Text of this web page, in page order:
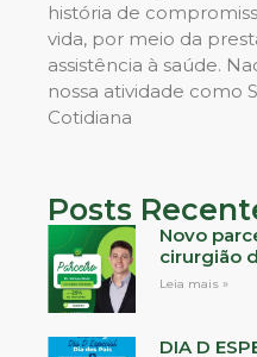
história de
vida, por meio da
assistência à saúde.
nossa atividade como
Cotidiana
Posts
Novo
cirurgião
Leia mais »
DIA D